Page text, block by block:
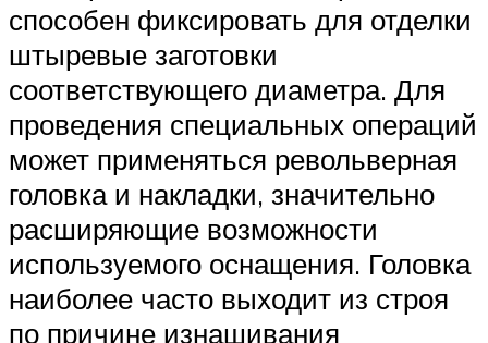
способен фиксировать для отделки
штыревые заготовки
соответствующего диаметра. Для
проведения специальных операций
может применяться револьверная
головка и накладки, значительно
расширяющие возможности
используемого оснащения. Головка
наиболее часто выходит из строя
по причине изнашивания